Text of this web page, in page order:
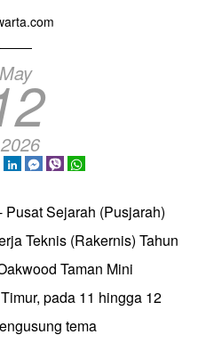
May
Pusat Sejarah (Pusjarah)
Teknis (Rakernis) Tahun
Taman Mini
pada 11 hingga 12
tema